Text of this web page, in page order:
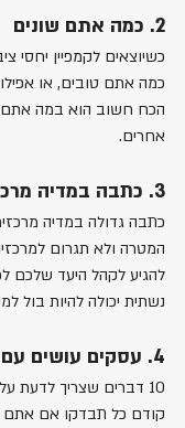
2. כמה אתם שונים
כשיוצאים לקמפיין יחסי
כמה אתם טובים, או
הכח חשוב הוא במה אתם
אחרים.
3. כתבה במדיה מרכזית
כתבה גדולה במדיה
המטרה ולא תגרום
להגיע לקהל היעד שלכם
נשתית יכולה להיות בול
4. עסקים עושים עם אנשים
10 דברים שצריך לדעת
קודם כל תבדקו אם אתם